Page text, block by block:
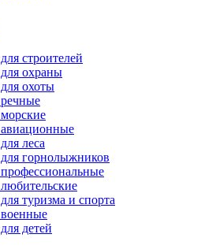
строителей
охраны
охоты
леса
горнолыжников
туризма и спорта
детей